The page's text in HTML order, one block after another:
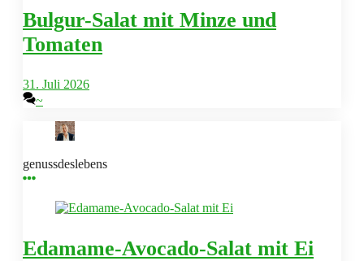
Bulgur-Salat mit Minze und
Tomaten
31. Juli 2026
~
genussdeslebens
Edamame-Avocado-Salat mit Ei